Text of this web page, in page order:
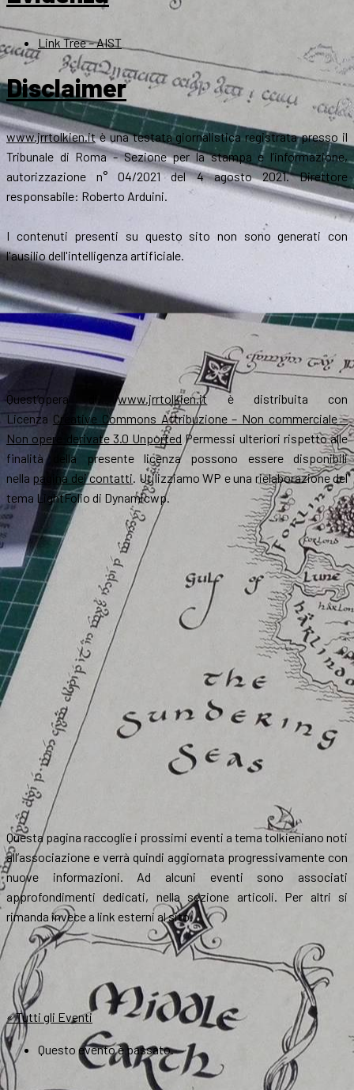
Link Tree – AIST
Disclaimer
www.jrrtolkien.itè una testata giornalistica registrata presso il
Tribunale di Roma - Sezione per la stampa e l’informazione,
autorizzazione n° 04/2021 del 4 agosto 2021. Direttore
responsabile: Roberto Arduini.
I contenuti presenti su questo sito non sono generati con
l'ausilio dell'intelligenza artificiale.
Quest’opera diwww.jrrtolkien.itè distribuita con
Licenza Creative Commons Attribuzione – Non commerciale –
Non opere derivate 3.0 Unported Permessi ulteriori rispetto alle
finalità della presente licenza possono essere disponibili
nella pagina dei contatti. Utilizziamo WP e una rielaborazione del
tema LightFolio di Dynamicwp.
Questa pagina raccoglie i prossimi eventi a tema tolkieniano noti
all’associazione e verrà quindi aggiornata progressivamente con
nuove informazioni. Ad alcuni eventi sono associati
approfondimenti dedicati, nella sezione articoli. Per altri si
rimanda invece a link esterni al sito.
« Tutti gli Eventi
Questo evento è passato.